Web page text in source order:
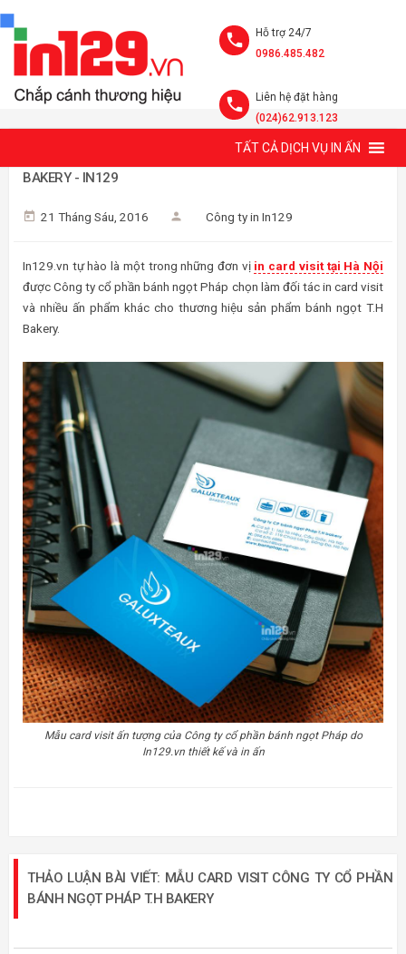
Hỗ trợ 24/7
0986.485.482
Liên hệ đặt hàng
(024)62.913.123
TẤT CẢ DỊCH VỤ IN ẤN
IN CARD VISIT CÔNG TY CỔ PHẦN BÁNH NGỌT PHÁP T.H
BAKERY - IN129
21 Tháng Sáu, 2016 Công ty in In129
In129.vn tự hào là một trong những đơn vị in card visit tại Hà Nội
được Công ty cổ phần bánh ngọt Pháp chọn làm đối tác in card visit
và nhiều ấn phẩm khác cho thương hiệu sản phẩm bánh ngọt T.H
Bakery.
Mẫu card visit ấn tượng của Công ty cổ phần bánh ngọt Pháp do
In129.vn thiết kế và in ấn
THẢO LUẬN BÀI VIẾT: MẪU CARD VISIT CÔNG TY CỔ PHẦN
BÁNH NGỌT PHÁP T.H BAKERY